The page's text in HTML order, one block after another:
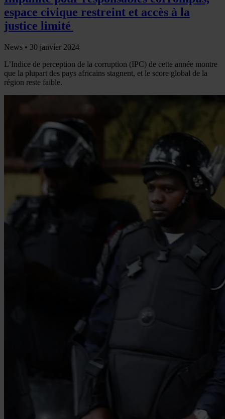
espace civique restreint et accès à la
justice limité
News • 30 janvier 2024
L’Indice de perception de la corruption (IPC) de cette année montre
que la plupart des pays africains stagnent, et le score global de la
région reste faible.